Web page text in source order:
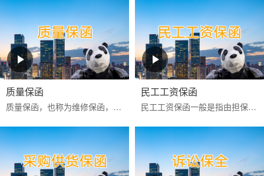
质量保函
‌质量保函‌，也称为维修保函，是指应供货方或承建人申请，向买方或业主保证，如货物或工程的质量不符合合同约定而卖方或承建人又不能依约更换或修理时，按买方或业主的索...
民工工资保函
民工工资保函一般是指由担保公司或银行为业主或承包商向民工工资监管方提供的，保证业主或承包商按合同约定按时支付农民工工资的担保。如果该项目发生民工工资拖欠行为，则...